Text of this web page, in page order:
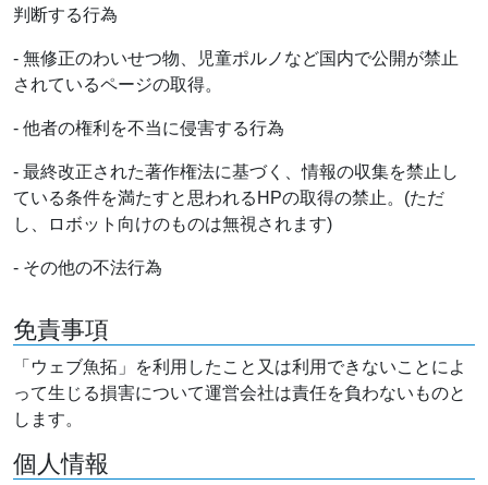
判断する行為
- 無修正のわいせつ物、児童ポルノなど国内で公開が禁止
されているページの取得。
- 他者の権利を不当に侵害する行為
- 最終改正された著作権法に基づく、情報の収集を禁止し
ている条件を満たすと思われるHPの取得の禁止。(ただ
し、ロボット向けのものは無視されます)
- その他の不法行為
免責事項
「ウェブ魚拓」を利用したこと又は利用できないことによ
って生じる損害について運営会社は責任を負わないものと
します。
個人情報